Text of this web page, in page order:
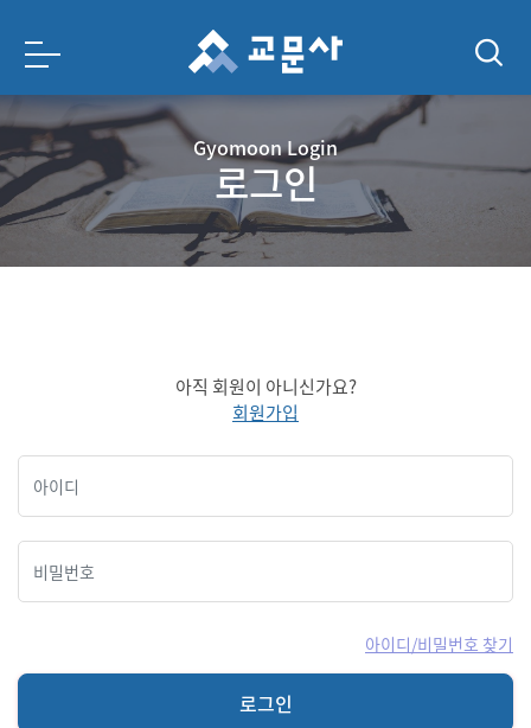
Gyomoon Login
로그인
아직 회원이 아니신가요?
회원가입
아이디/비밀번호 찾기
로그인